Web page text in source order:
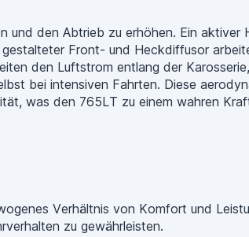
und den Abtrieb zu erhöhen. Ein aktiver
Front- und Heckdiffusor
den Luftstrom entlang der
bei intensiven Fahrten. Diese
was den 765LT zu einem wahren
Verhältnis von Komfort und
zu gewährleisten.